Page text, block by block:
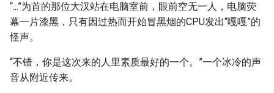
“...”为首的那位大汉站在电脑室前，眼前空无一人，电脑荧
幕一片漆黑，只有因过热而开始冒黑烟的CPU发出“嘎嘎”的
怪声。
“不错，你是这次来的人里素质最好的一个。”一个冰冷的声
音从附近传来。